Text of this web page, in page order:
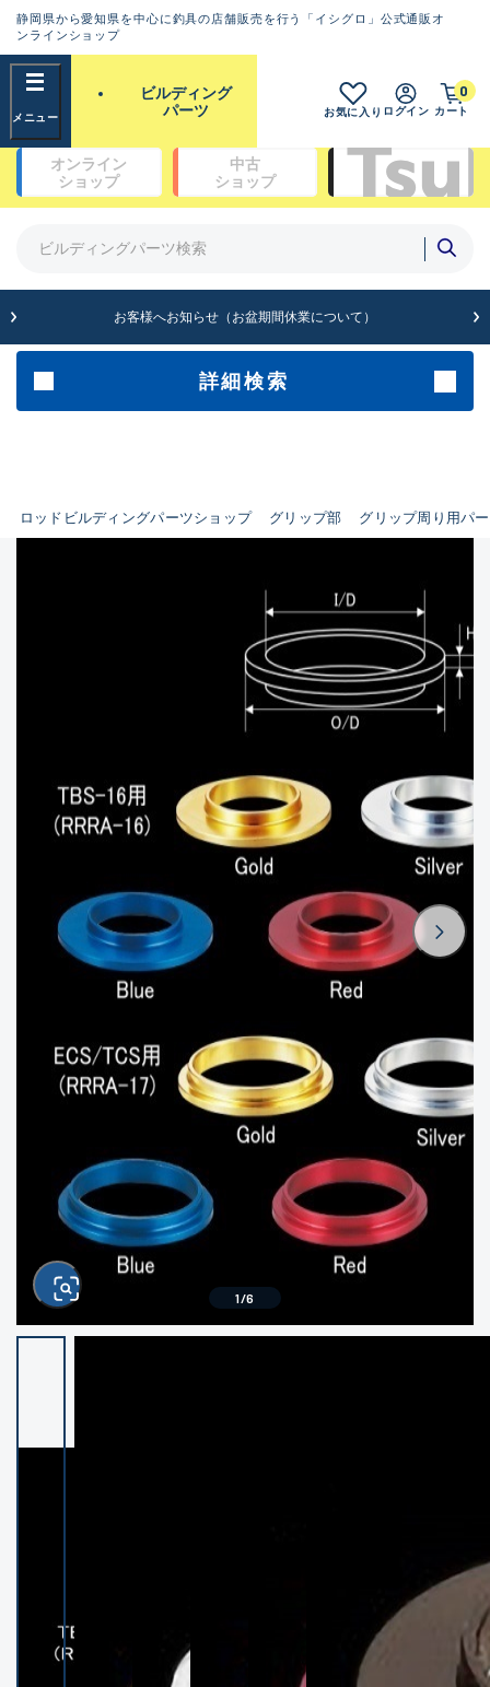
静岡県から愛知県を中心に釣具の店舗販売を行う「イシグロ」公式通販オ
ンラインショップ
ビルディング
パーツ
お気に入り ログイン カート
0
オンライン
ショップ
中古
ショップ
お客様へお知らせ（お盆期間休業について）
詳細検索
ロッドビルディングパーツショップ グリップ部 グリップ周り用パ
フリーワード
商品カテゴリ
ガイド単品（トップガイド）(19)
ブランク(142)
汎用穂先(23)
グリップ部(930)
リールシート(418)
バットアクセサリー(109)
ビルディング用ツール類(63)
その他パーツ(10)
値下げ品 (0)
在庫有のみ
(1908)
この条件で検索する
ランクとは？
良
SA
新古品（メーカー問屋から仕
入れた未使用品）
※店頭展示時の置き傷が付いている
ものも含む
傷が極めて少ない極上品
B
使用感や傷のある一般的な中
古品
かなり使用感があり、全体的
に目立つ傷が多い品
D
著しく状態が悪いが使用はで
きるもの、改造品も含む
※ルアー、エギ、雑品、その他につきましては
ランク表記はございません。 状態は写真にて
ご確認ください。
1/6